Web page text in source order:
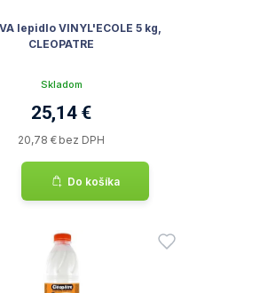
lepidlo VINYL'ECOLE 5 kg,
CLEOPATRE
Skladom
25,14 €
20,78 € bez DPH
Do košíka